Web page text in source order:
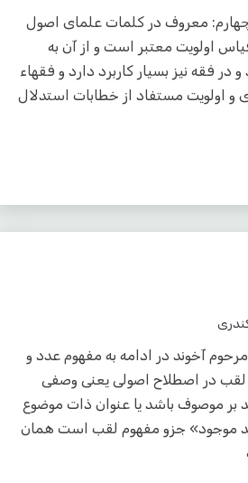
۳۰ – ۶ آبان ۱۴۰۳ چهارم: معروف در کلمات علمای اصول
اولویت معتبر است و از آن به
فقه نیز بسیار کاربرد دارد و فقهاء
و اولویت مستفاد از خطابات استدلال
جلسه ۲۹ – ۵ آبان ۱۴۰۳ مرحوم آخوند در ادامه به مفهوم عدد و
لقب در اصطلاح اصولی یعنی وصفی
بر موصوف باشد یا عنوان ذات موضوع
موجود» جزو مفهوم لقب است همان